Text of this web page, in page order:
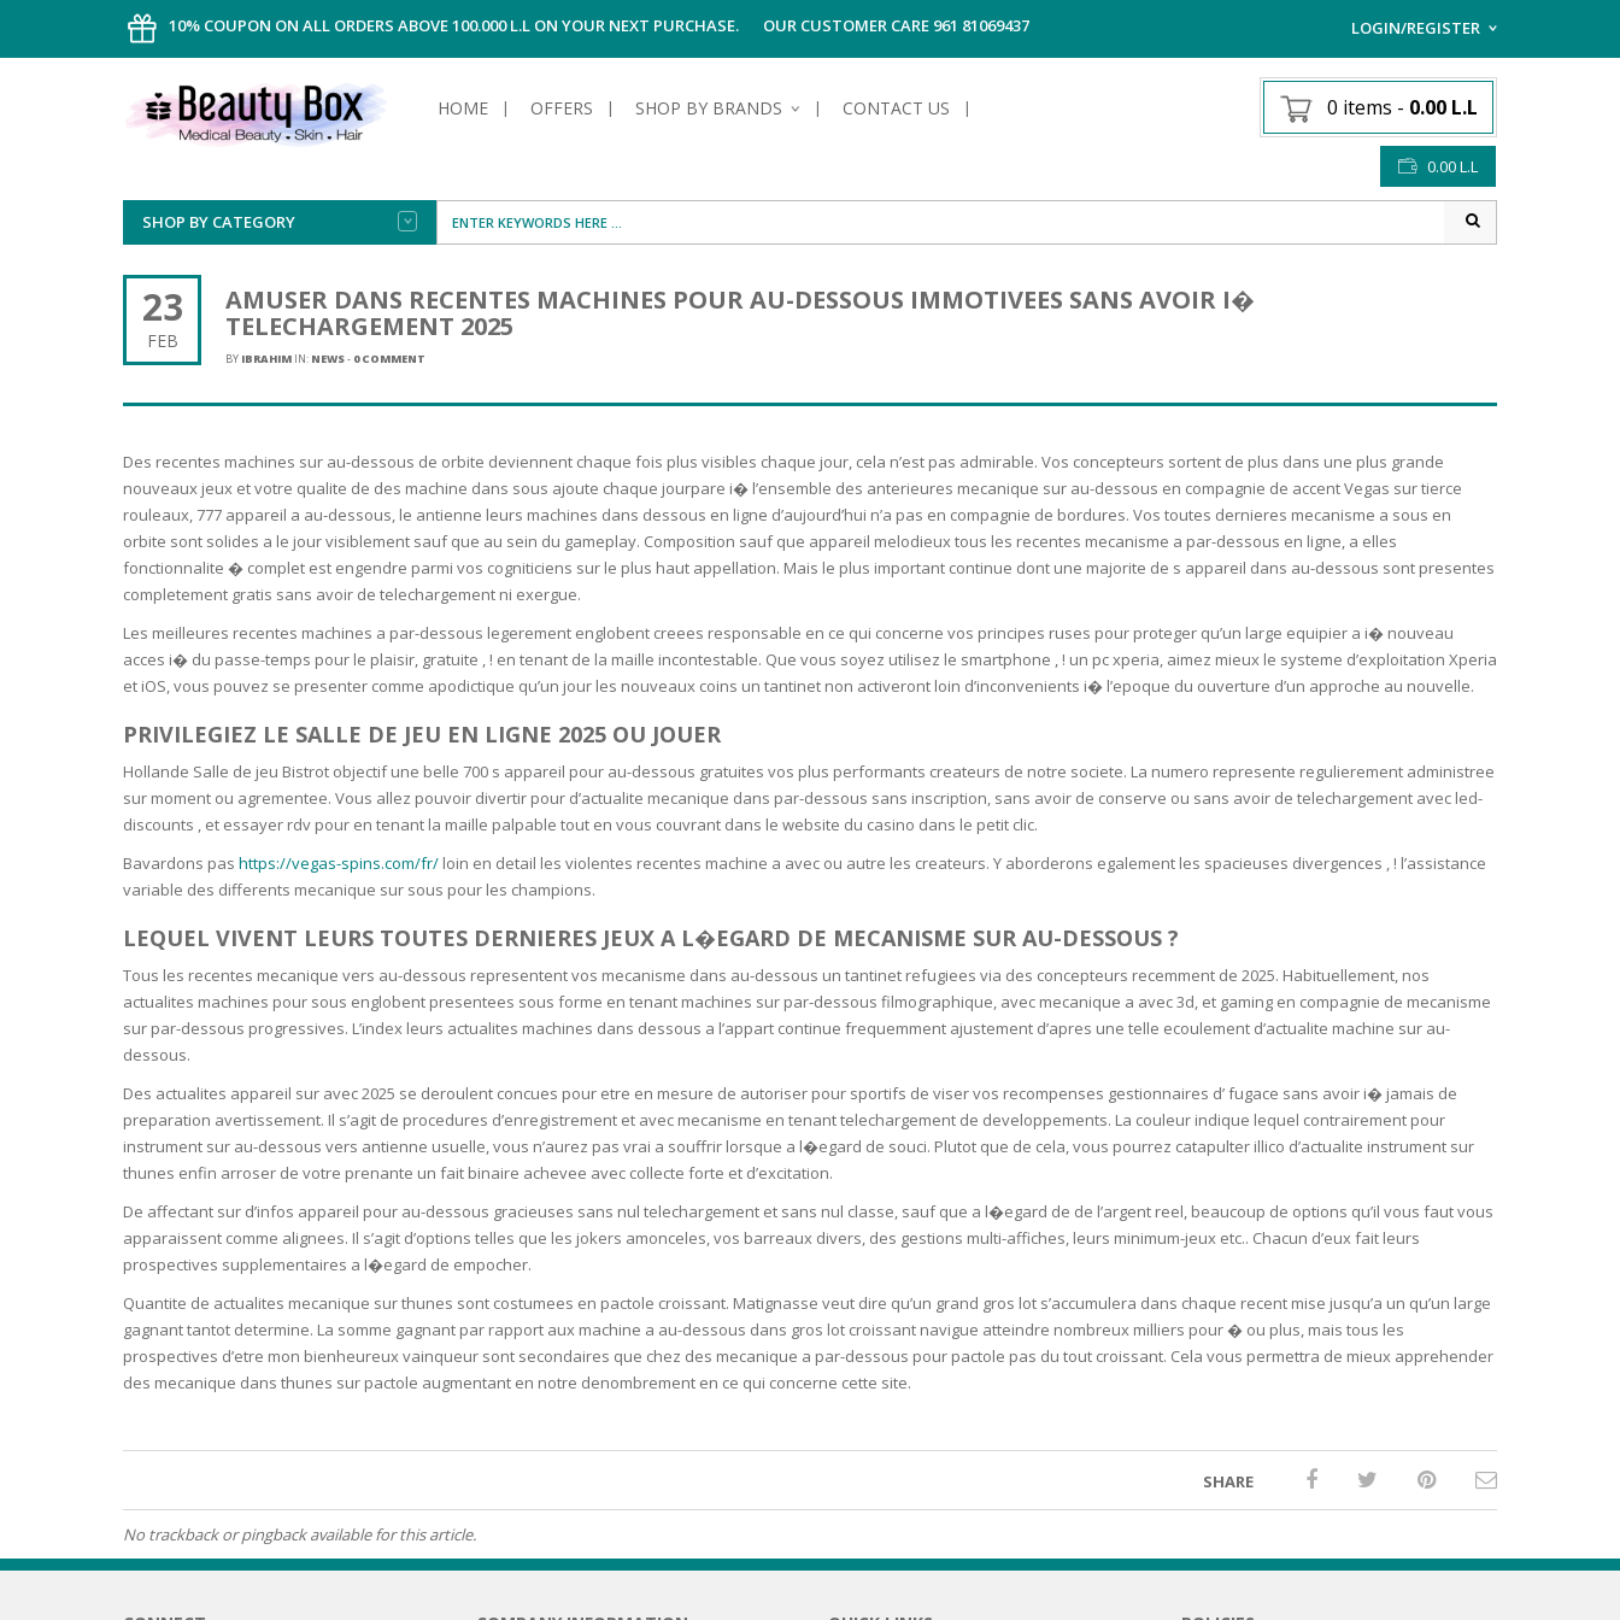
10% COUPON ON ALL ORDERS ABOVE 100.000 L.L ON YOUR NEXT PURCHASE. OUR CUSTOMER CARE 961 81069437 LOGIN/REGISTER
I ALREADY HAVE AN
Username or email address
HOME OFFERS SHOP BY BRANDS CONTACT US 0 items - 0.00 L.L
0.00L.L
SHOP BY CATEGORY
FACE
POWDER
SERUM
GEL
FOAM
BRUSH
DAY CARE
NIGHT CARE
LIPS
CLEANSING & MAKE-UP
REMOVER
NORMAL TO
COMBINATION SKIN
COMBINATION TO OILY
ANTI-AGEING
VERY DRY OR ATOPIC
SKIN REPAIR
BODY
CELLULITE
NAIL CARE
ANTICELLULITE,FIRMING,
TIGHTENING &
SLIMMING
CIRCULATION
WOMEN
ANTIPERSPIRANTS &
DEODORANTS
HAND CARE
WOUND CARE
SHOWER GEL
BARS & SOAPS
ANTISEPTICS
MOUTH WASH
TOOTH BRUSH &
TOOTH PASTE
HAIR
DRY & DAMAGED HAIR
CURLY & FRIZZY HAIR
BLOND & LIGHT
BROWN HAIR
COLORED & WHITE
FINE HAIR
STRENGTHENING
ANTI-DANDRUFF
IRRITATED SCALPS
HAIR CARE
CONDITIONNER
SUN
AFTER SUN
MAKE-UP
MEN
ANTIPERSPIRANTS &
DEODORANTS
SHAVING
HAIRLOSS MEN
23
FEB
AMUSER DANS RECENTES MACHINES POUR AU-DESSOUS IMMOTIVEES SANS AVOIR I�
TELECHARGEMENT 2025
BY IBRAHIM IN: NEWS- 0 COMMENT
Des recentes machines sur au-dessous de orbite deviennent chaque fois plus visibles chaque jour, cela n’est pas admirable. Vos concepteurs sortent de plus dans une plus grande
nouveaux jeux et votre qualite de des machine dans sous ajoute chaque jourpare i� l’ensemble des anterieures mecanique sur au-dessous en compagnie de accent Vegas sur tierce
rouleaux, 777 appareil a au-dessous, le antienne leurs machines dans dessous en ligne d’aujourd’hui n’a pas en compagnie de bordures. Vos toutes dernieres mecanisme a sous en
orbite sont solides a le jour visiblement sauf que au sein du gameplay. Composition sauf que appareil melodieux tous les recentes mecanisme a par-dessous en ligne, a elles
fonctionnalite � complet est engendre parmi vos cogniticiens sur le plus haut appellation. Mais le plus important continue dont une majorite de s appareil dans au-dessous sont presentes
completement gratis sans avoir de telechargement ni exergue.
Les meilleures recentes machines a par-dessous legerement englobent creees responsable en ce qui concerne vos principes ruses pour proteger qu’un large equipier a i� nouveau
acces i� du passe-temps pour le plaisir, gratuite , ! en tenant de la maille incontestable. Que vous soyez utilisez le smartphone , ! un pc xperia, aimez mieux le systeme d’exploitation Xperia
et iOS, vous pouvez se presenter comme apodictique qu’un jour les nouveaux coins un tantinet non activeront loin d’inconvenients i� l’epoque du ouverture d’un approche au nouvelle.
PRIVILEGIEZ LE SALLE DE JEU EN LIGNE 2025 OU JOUER
Hollande Salle de jeu Bistrot objectif une belle 700 s appareil pour au-dessous gratuites vos plus performants createurs de notre societe. La numero represente regulierement administree
sur moment ou agrementee. Vous allez pouvoir divertir pour d’actualite mecanique dans par-dessous sans inscription, sans avoir de conserve ou sans avoir de telechargement avec led-
discounts , et essayer rdv pour en tenant la maille palpable tout en vous couvrant dans le website du casino dans le petit clic.
Bavardons pas https://vegas-spins.com/fr/ loin en detail les violentes recentes machine a avec ou autre les createurs. Y aborderons egalement les spacieuses divergences , ! l’assistance
variable des differents mecanique sur sous pour les champions.
LEQUEL VIVENT LEURS TOUTES DERNIERES JEUX A L�EGARD DE MECANISME SUR AU-DESSOUS ?
Tous les recentes mecanique vers au-dessous representent vos mecanisme dans au-dessous un tantinet refugiees via des concepteurs recemment de 2025. Habituellement, nos
actualites machines pour sous englobent presentees sous forme en tenant machines sur par-dessous filmographique, avec mecanique a avec 3d, et gaming en compagnie de mecanisme
sur par-dessous progressives. L’index leurs actualites machines dans dessous a l’appart continue frequemment ajustement d’apres une telle ecoulement d’actualite machine sur au-
dessous.
Des actualites appareil sur avec 2025 se deroulent concues pour etre en mesure de autoriser pour sportifs de viser vos recompenses gestionnaires d’ fugace sans avoir i� jamais de
preparation avertissement. Il s’agit de procedures d’enregistrement et avec mecanisme en tenant telechargement de developpements. La couleur indique lequel contrairement pour
instrument sur au-dessous vers antienne usuelle, vous n’aurez pas vrai a souffrir lorsque a l�egard de souci. Plutot que de cela, vous pourrez catapulter illico d’actualite instrument sur
thunes enfin arroser de votre prenante un fait binaire achevee avec collecte forte et d’excitation.
De affectant sur d’infos appareil pour au-dessous gracieuses sans nul telechargement et sans nul classe, sauf que a l�egard de de l’argent reel, beaucoup de options qu’il vous faut vous
apparaissent comme alignees. Il s’agit d’options telles que les jokers amonceles, vos barreaux divers, des gestions multi-affiches, leurs minimum-jeux etc.. Chacun d’eux fait leurs
prospectives supplementaires a l�egard de empocher.
Quantite de actualites mecanique sur thunes sont costumees en pactole croissant. Matignasse veut dire qu’un grand gros lot s’accumulera dans chaque recent mise jusqu’a un qu’un large
gagnant tantot determine. La somme gagnant par rapport aux machine a au-dessous dans gros lot croissant navigue atteindre nombreux milliers pour � ou plus, mais tous les
prospectives d’etre mon bienheureux vainqueur sont secondaires que chez des mecanique a par-dessous pour pactole pas du tout croissant. Cela vous permettra de mieux apprehender
des mecanique dans thunes sur pactole augmentant en notre denombrement en ce qui concerne cette site.
SHARE
No trackback or pingback available for this article.